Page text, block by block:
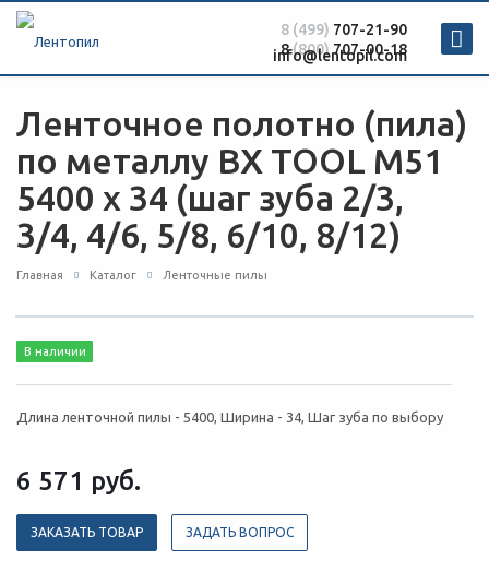
8(800)707-00-18
8 (499) 707-21-90
info@lentopil.com
Ленточное полотно (пила)
по металлу BX TOOL М51
5400 х 34 (шаг зуба 2/3,
3/4, 4/6, 5/8, 6/10, 8/12)
Главная Каталог Ленточные пилы
В наличии
Длина ленточной пилы - 5400, Ширина - 34, Шаг зуба по выбору
6 571 руб.
ЗАКАЗАТЬ ТОВАР ЗАДАТЬ ВОПРОС